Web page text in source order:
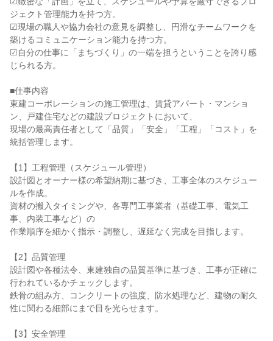
ジェクト管理能力を持つ方。
☑現場の職人や協力会社の意見を調整し、円滑なチームワークを
築けるコミュニケーション能力を持つ方。
☑自分の仕事に「まちづくり」の一端を担うということを誇り感
じられる方。
■仕事内容
東建コーポレーションの施工管理は、賃貸アパート・マンショ
ン、戸建住宅などの建設プロジェクトにおいて、
現場の最高責任者として「品質」「安全」「工程」「コスト」を
統括管理します。
【1】工程管理（スケジュール管理）
設計図とオーナー様の希望納期に基づき、工事全体のスケジュー
ルを作成。
資材の搬入タイミングや、各専門工事業者（基礎工事、電気工
事、内装工事など）の
作業順序を細かく指示・調整し、遅延なく完成を目指します。
【2】品質管理
設計図や各種法令、東建独自の品質基準に基づき、工事が正確に
行われているかチェックします。
鉄骨の組み方、コンクリートの強度、防水処理など、建物の耐久
性に関わる細部にまで目を光らせます。
【3】安全管理